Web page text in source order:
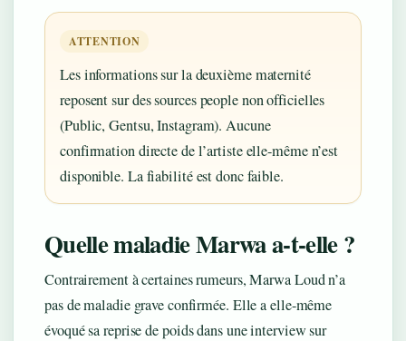
ATTENTION
Les informations sur la deuxième maternité
reposent sur des sources people non officielles
(Public, Gentsu, Instagram). Aucune
confirmation directe de l’artiste elle-même n’est
disponible. La fiabilité est donc faible.
Quelle maladie Marwa a-t-elle ?
Contrairement à certaines rumeurs, Marwa Loud n’a
pas de maladie grave confirmée. Elle a elle-même
évoqué sa reprise de poids dans une interview sur